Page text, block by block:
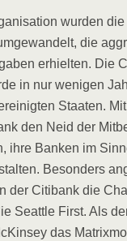
wur­den
die
erhiel­ten. Die
in nur weni­gen
Staa­ten.
den Neid der
ihre Ban­ken im
Beson­ders
der Citi­bank die
Seat­tle First. Als
das